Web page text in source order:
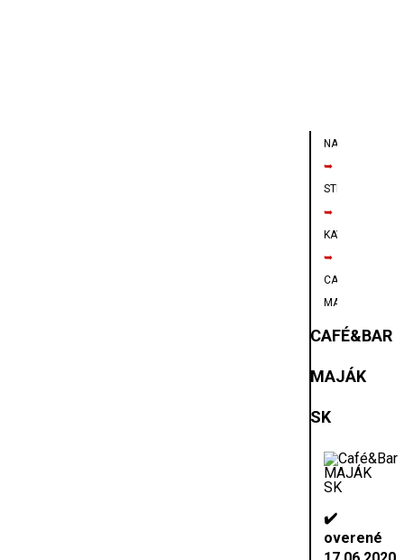
NAVIGÁCIA
➥
STRAVOVANIE
➥
KAVIAREŇ
➥
CAFÉ&BAR
MAJÁK SK
CAFÉ&BAR
MAJÁK
SK
✔️
overené